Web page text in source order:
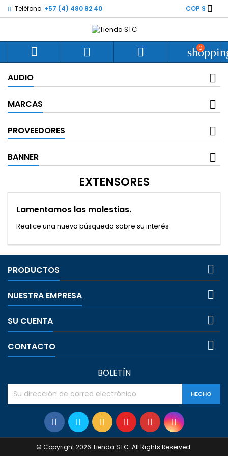
Teléfono: +57 (4) 480 82 40 COP $ 
   0
AUDIO
MARCAS
PROVEEDORES
BANNER
EXTENSORES
Lamentamos las molestias.
Realice una nueva búsqueda sobre su interés
PRODUCTOS 
NUESTRA EMPRESA 
SU CUENTA 
CONTACTO 
BOLETÍN
© Copyright 2026 Tienda STC. All Rights Reserved.